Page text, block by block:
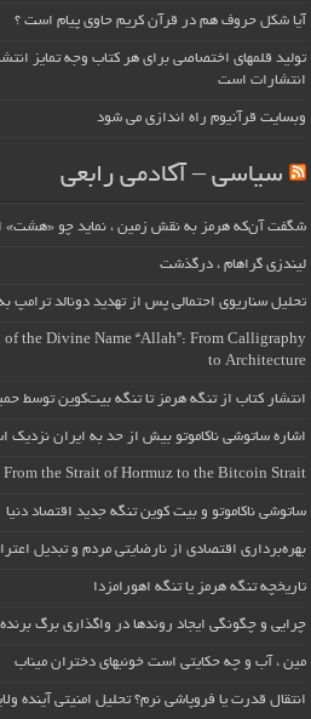
آیا شکل حروف هم در قرآن کریم حاوی پیام است ؟
تولید قلمهای اختصاصی برای هر کتاب وجه تمایز
انتشارات است
وبسایت قرآنیوم راه اندازی می شود
سیاسی – آکادمی رابعی
شگفت آن‌که هرمز به نقش زمین ، نماید چو «هشت»
لیندزی گراهام ، درگذشت
تحلیل سناریوی احتمالی پس از تهدید دونالد ترامپ
the Divine Name “Allah”: From Calligraphy
to Architecture
انتشار کتاب از تنگه هرمز تا تنگه بیت‌کوین توسط
اشاره ساتوشی ناکاموتو بیش از حد به ایران نزدیک
From the Strait of Hormuz to the Bitcoin Strait
ساتوشی ناکاموتو و بیت کوین تنگه جدید اقتصاد دنیا
بهره‌برداری اقتصادی از نارضایتی مردم و تبدیل
تاریخچه تنگه هرمز یا تنگه اهورامزدا
چرایی و چگونگی ایجاد روندها در واگذاری برگ
مین ، آب و چه حکایتی است خونبهای دختران میناب
انتقال قدرت یا فروپاشی نرم؟ تحلیل امنیتی آینده